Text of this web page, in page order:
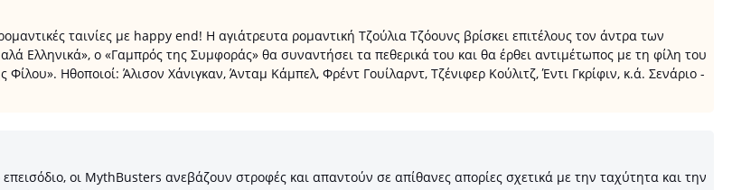
ταινίες με happy end! Η αγιάτρευτα ρομαντική Τζούλια Τζόουνς βρίσκει επιτέλους τον άντρα των
Ελληνικά», ο «Γαμπρός της Συμφοράς» θα συναντήσει τα πεθερικά του και θα έρθει αντιμέτωπος με τη φίλη του
Ηθοποιοί: Άλισον Χάνιγκαν, Άνταμ Κάμπελ, Φρέντ Γουίλαρντ, Τζένιφερ Κούλιτζ, Έντι Γκρίφιν, κ.ά. Σενάριο -
οι MythBusters ανεβάζουν στροφές και απαντούν σε απίθανες απορίες σχετικά με την ταχύτητα και την